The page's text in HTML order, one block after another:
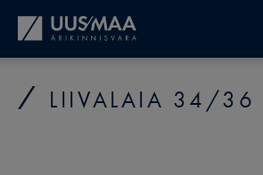
LIIVALAIA 34/36